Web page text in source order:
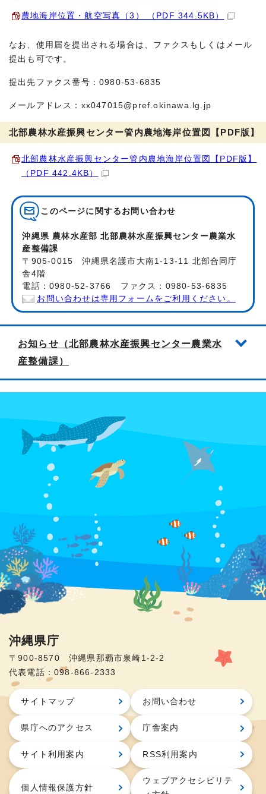
農地海岸位置・航空写真（3） （PDF 344.5KB）
なお、使用届を提出される場合は、ファクスもしくはメール
提出も可です。
提出先ファクス番号：0980-53-6835
メールアドレス：xx047015@pref.okinawa.lg.jp
北部農林水産振興センター管内農地海岸位置図【PDF版】
北部農林水産振興センター管内農地海岸位置図【PDF版】
（PDF 442.4KB）
このページに関する お問い合わせ
沖縄県 農林水産部 北部農林水産振興センター農業水
産整備課
〒905-0015 沖縄県名護市大南1-13-11 北部合同庁
舎4階
電話：0980-52-3766 ファクス：0980-53-6835
お問い合わせは専用フォームをご利用ください。
お知らせ（北部農林水産振興センター農業水
産整備課）
沖縄県庁
〒900-8570 沖縄県那覇市泉崎1-2-2
代表電話：098-866-2333
サイトマップ お問い合わせ
県庁へのアクセス 庁舎案内
サイト利用案内 RSS利用案内
個人情報保護方針
ウェブアクセシビリテ